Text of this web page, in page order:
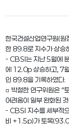
한국건설산업연구원(
한 89.8로 지수가 상승
- CBSI는 지난 5월에
에 12.0p 상승하고, 7
인 89.8을 기록하였다.
□ 박철한 연구위원은 “
어려움이 일부 완화된
- CBSI 지수를 세부적
비 +1.5p)가 토목